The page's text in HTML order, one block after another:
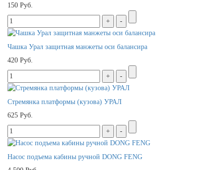
150 Руб.
Чашка Урал защитная манжеты оси балансира
420 Руб.
Стремянка платформы (кузова) УРАЛ
625 Руб.
Насос подъема кабины ручной DONG FENG